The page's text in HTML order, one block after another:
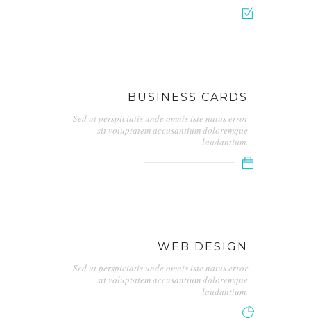
BUSINESS CARDS
Sed ut perspiciatis unde omnis iste natus error
sit voluptatem accusantium doloremque
laudantium.
WEB DESIGN
Sed ut perspiciatis unde omnis iste natus error
sit voluptatem accusantium doloremque
laudantium.